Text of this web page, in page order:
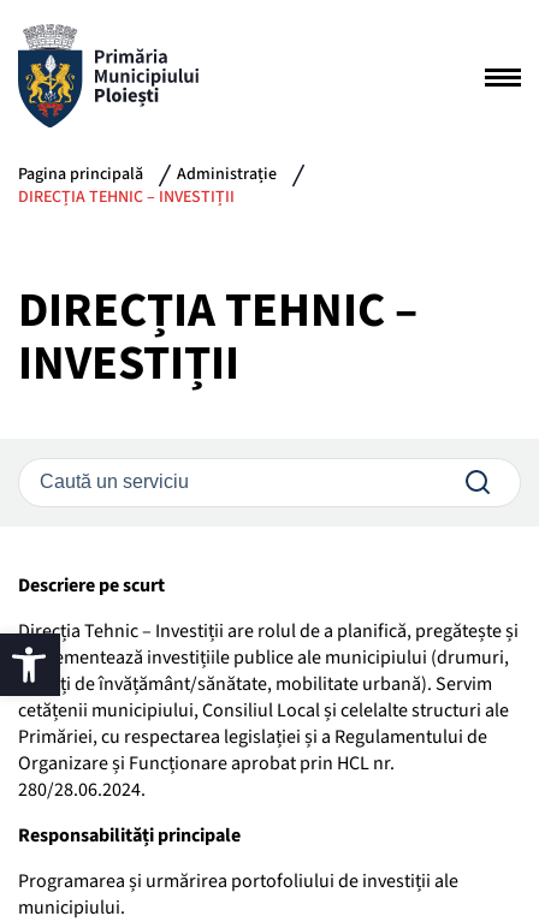
Pagina principală
Administrație
DIRECȚIA TEHNIC – INVESTIȚII
DIRECȚIA TEHNIC –
INVESTIȚII
Descriere pe scurt
Direcția Tehnic – Investiții are rolul de a planifică, pregătește și
implementează investițiile publice ale municipiului (drumuri,
unități de învățământ/sănătate, mobilitate urbană). Servim
cetățenii municipiului, Consiliul Local și celelalte structuri ale
Primăriei, cu respectarea legislației și a Regulamentului de
Organizare și Funcționare aprobat prin HCL nr.
280/28.06.2024.
Responsabilități principale
Programarea și urmărirea portofoliului de investiții ale
municipiului.